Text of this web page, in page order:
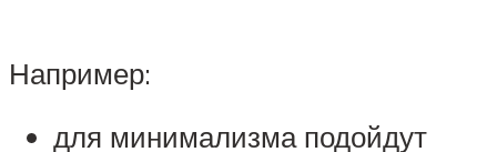
Например:
для минимализма подойдут